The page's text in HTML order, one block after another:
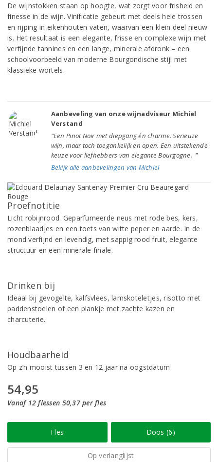
De wijnstokken staan op hoogte, wat zorgt voor frisheid en
finesse in de wijn. Vinificatie gebeurt met deels hele trossen
en rijping in eikenhouten vaten, waarvan een klein deel nieuw
is. Het resultaat is een elegante, frisse en complexe wijn met
verfijnde tannines en een lange, minerale afdronk – een
schoolvoorbeeld van moderne Bourgondische stijl met
klassieke wortels.
Aanbeveling van onze wijnadviseur Michiel
Verstand
"Een Pinot Noir met diepgang én charme. Serieuze
wijn, maar toch toegankelijk en open. Een uitstekende
keuze voor liefhebbers van elegante Bourgogne. "
Bekijk alle aanbevelingen van Michiel
Proefnotitie
Licht robijnrood. Geparfumeerde neus met rode bes, kers,
rozenblaadjes en een toets van witte peper en aarde. In de
mond verfijnd en levendig, met sappig rood fruit, elegante
structuur en een minerale finale.
Drinken bij
Ideaal bij gevogelte, kalfsvlees, lamskoteletjes, risotto met
paddenstoelen of een plankje met zachte kazen en
charcuterie.
Houdbaarheid
Op z’n mooist tussen 3 en 12 jaar na oogstdatum.
54,95
Vanaf 12 flessen 50,37 per fles
Fles Doos (6)
Op verlanglijst